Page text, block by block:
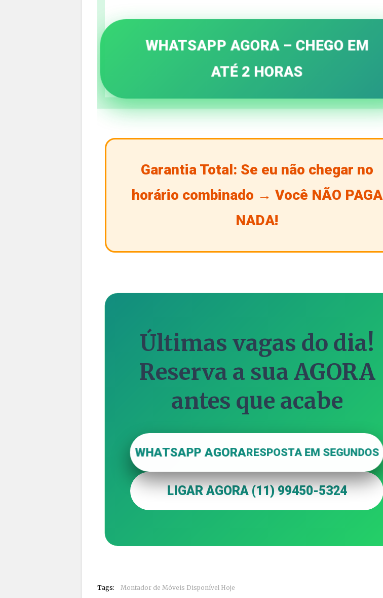
WHATSAPP AGORA – CHEGO EM
ATÉ 2 HORAS
Garantia Total: Se eu não chegar no
horário combinado → Você NÃO PAGA
NADA!
Últimas vagas do dia!
Reserva a sua AGORA
antes que acabe
WHATSAPP AGORARESPOSTA EM SEGUNDOS
LIGAR AGORA (11) 99450-5324
Tags: Montador de Móveis Disponível Hoje